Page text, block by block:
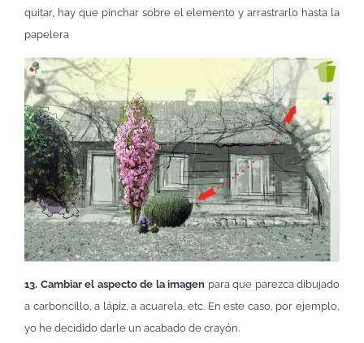
quitar, hay que pinchar sobre el elemento y arrastrarlo hasta la
papelera
13. Cambiar el aspecto de la imagen para que parezca dibujado
a carboncillo, a lápiz, a acuarela, etc. En este caso, por ejemplo,
yo he decidido darle un acabado de crayón.